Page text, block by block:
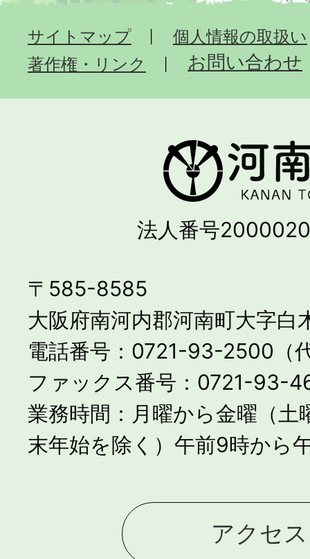
サイトマップ
個人情報の取扱い
著作権・リンク
お問い合わせ
法人番号
〒585-8585
大阪府南河内郡河南町大字白
電話番号：0721-93-2500（
ファックス番号：0721-93-
業務時間：月曜から金曜（土
末年始を除く）午前9時から
アクセス